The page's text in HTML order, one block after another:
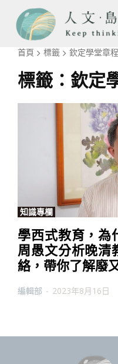
首頁 標籤 欽定學堂章程
標籤： 欽定
知識專欄
學西式教育，為
周愚文分析晚清
絡，帶你了解廢
編輯部 - 2023年8月16日